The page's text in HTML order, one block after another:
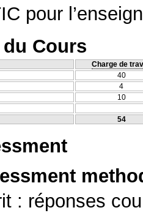
pour
Cours
Charge de
40
4
10
54
: réponses